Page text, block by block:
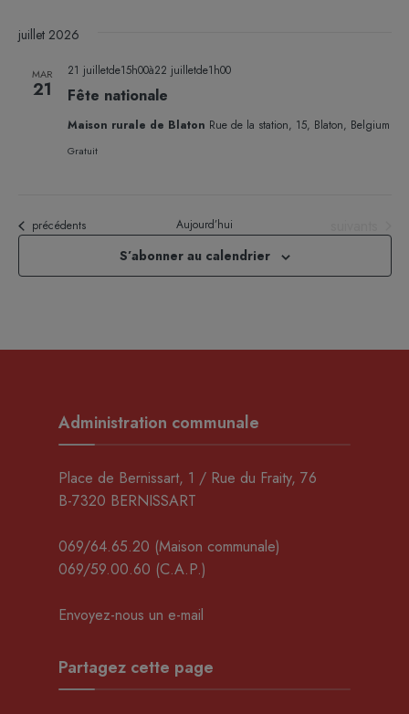
juillet 2026
MAR
21 Fête nationale
21 juilletde15h00à22 juilletde1h00
Maison rurale de Blaton Rue de la station, 15, Blaton, Belgium
Gratuit
Évènements
précédents Aujourd’hui
S’abonner au calendrier
Administration communale
Place de Bernissart, 1 / Rue du Fraity, 76
B-7320 BERNISSART
069/64.65.20 (Maison communale)
069/59.00.60 (C.A.P.)
Envoyez-nous un e-mail
Partagez cette page